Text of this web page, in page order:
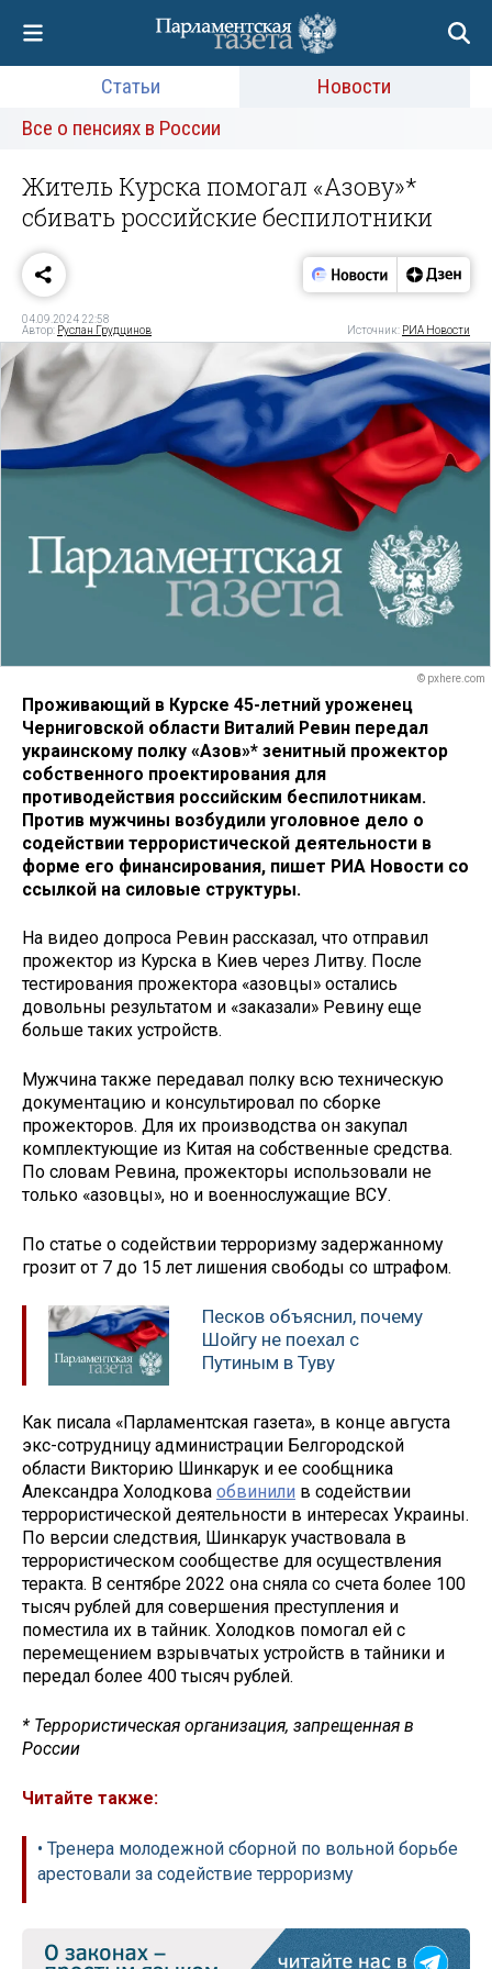
Статьи
Новости
Все о пенсиях в России
Житель Курска помогал «Азову»*
сбивать российские беспилотники
04.09.2024 22:58
Автор: Руслан Грудцинов Источник: РИА Новости
© pxhere.com
Проживающий в Курске 45-летний уроженец
Черниговской области Виталий Ревин передал
украинскому полку «Азов»* зенитный прожектор
собственного проектирования для
противодействия российским беспилотникам.
Против мужчины возбудили уголовное дело о
содействии террористической деятельности в
форме его финансирования, пишет РИА Новости со
ссылкой на силовые структуры.
На видео допроса Ревин рассказал, что отправил
прожектор из Курска в Киев через Литву. После
тестирования прожектора «азовцы» остались
довольны результатом и «заказали» Ревину еще
больше таких устройств.
Мужчина также передавал полку всю техническую
документацию и консультировал по сборке
прожекторов. Для их производства он закупал
комплектующие из Китая на собственные средства.
По словам Ревина, прожекторы использовали не
только «азовцы», но и военнослужащие ВСУ.
По статье о содействии терроризму задержанному
грозит от 7 до 15 лет лишения свободы со штрафом.
Песков объяснил, почему
Шойгу не поехал с
Путиным в Туву
Как писала «Парламентская газета», в конце августа
экс-сотрудницу администрации Белгородской
области Викторию Шинкарук и ее сообщника
Александра Холодкова обвинили в содействии
террористической деятельности в интересах Украины.
По версии следствия, Шинкарук участвовала в
террористическом сообществе для осуществления
теракта. В сентябре 2022 она сняла со счета более 100
тысяч рублей для совершения преступления и
поместила их в тайник. Холодков помогал ей с
перемещением взрывчатых устройств в тайники и
передал более 400 тысяч рублей.
* Террористическая организация, запрещенная в
России
Читайте также:
• Тренера молодежной сборной по вольной борьбе
арестовали за содействие терроризму